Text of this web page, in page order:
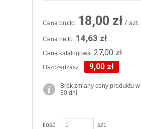
Cena brutto: 18,00 zł / szt.
Cena netto: 14,63 zł
Cena katalogowa: 27,00 zł
Oszczędzasz: 9,00 zł
Brak zmiany ceny produktu
30 dni
Ilość: szt.